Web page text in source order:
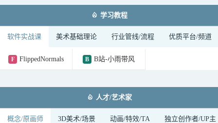
 学习教程
软件实战课 美术基础理论 行业管线/流程 优质平台/频道
F FlippedNormals B B站-小雨带风
 人才/艺术家
概念/原画师 3D美术/场景 动画/特效/TA 独立创作者/UP主